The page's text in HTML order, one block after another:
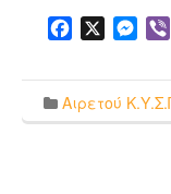
Facebook
Αιρετού